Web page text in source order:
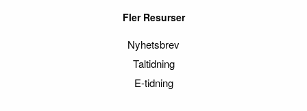
Fler Resurser
Nyhetsbrev
Taltidning
E-tidning